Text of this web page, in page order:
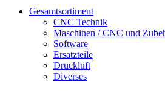
Gesamtsortiment
CNC Technik
Maschinen / CNC und
Software
Ersatzteile
Druckluft
Diverses